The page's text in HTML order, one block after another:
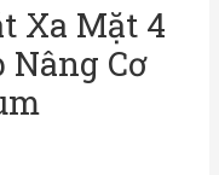
Xa Mặt 4
Nâng Cơ